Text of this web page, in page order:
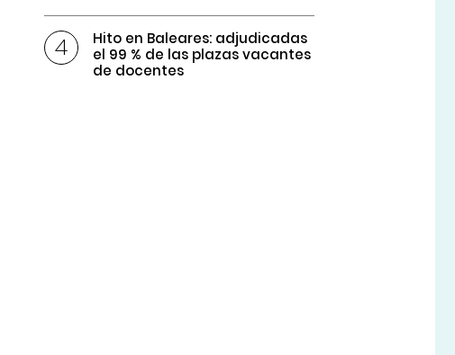
Hito en Baleares: adjudicadas
el 99 % de las plazas vacantes
de docentes